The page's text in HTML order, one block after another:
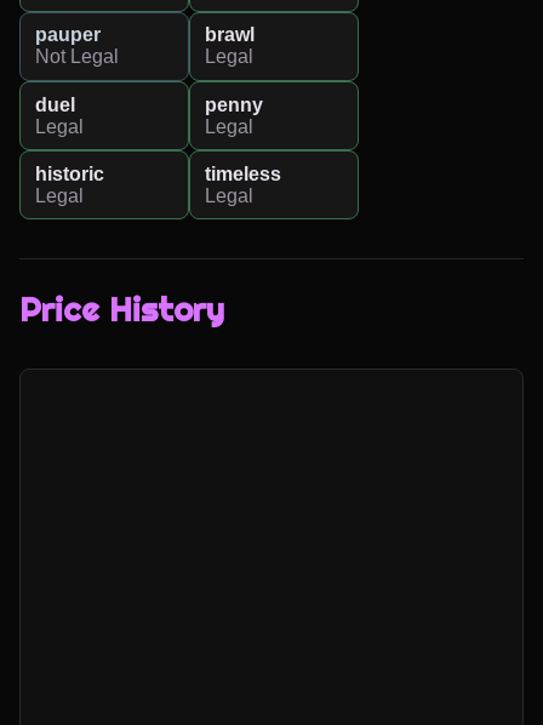
pauper
Not Legal
brawl
Legal
duel
Legal
penny
Legal
historic
Legal
timeless
Legal
Price History